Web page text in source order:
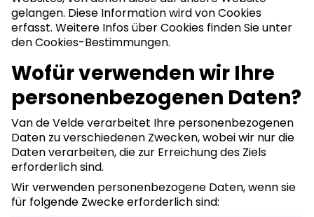
gelangen. Diese Information wird von Cookies
erfasst. Weitere Infos über Cookies finden Sie unter
den Cookies-Bestimmungen.
Wofür verwenden wir Ihre
personenbezogenen Daten?
Van de Velde verarbeitet Ihre personenbezogenen
Daten zu verschiedenen Zwecken, wobei wir nur die
Daten verarbeiten, die zur Erreichung des Ziels
erforderlich sind.
Wir verwenden personenbezogene Daten, wenn sie
für folgende Zwecke erforderlich sind: